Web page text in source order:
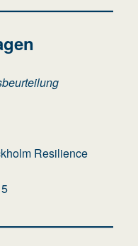
Resilience